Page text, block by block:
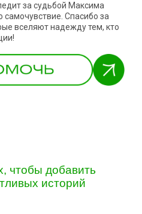
за судьбой Максима
самочувствие. Спасибо за
вселяют надежду тем, кто
чтобы добавить
историй